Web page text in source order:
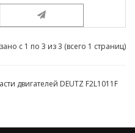
с 1 по 3 из 3 (всего 1 страниц)
двигателей DEUTZ F2L1011F